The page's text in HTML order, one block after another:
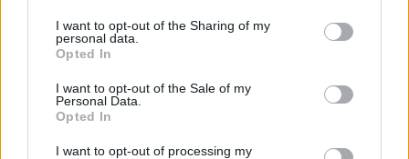
not limited to your visit or usage behaviour. You may click to
grant or deny consent to Google and its third-party tags to
use your data for below specified purposes in below Google
consent section.
I want to opt-out of the Sharing of my
personal data.
Opted In
I want to opt-out of the Sale of my
Personal Data.
Opted In
I want to opt-out of processing my
éjszaka, egyelőre több száz parkolóhely hiányzik a szabályos
megálláshoz.
PARKOLÁSÉRT
2020. június. 23. 11:47